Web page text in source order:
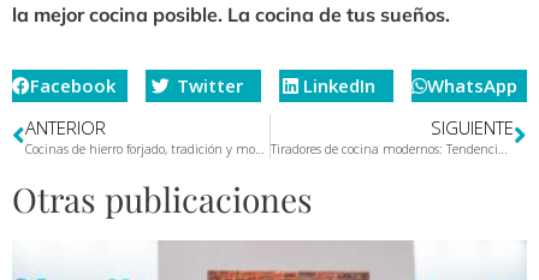
la mejor cocina posible. La cocina de tus sueños.
Facebook Twitter LinkedIn
WhatsApp
ANTERIOR
SIGUIENTE
Otras publicaciones